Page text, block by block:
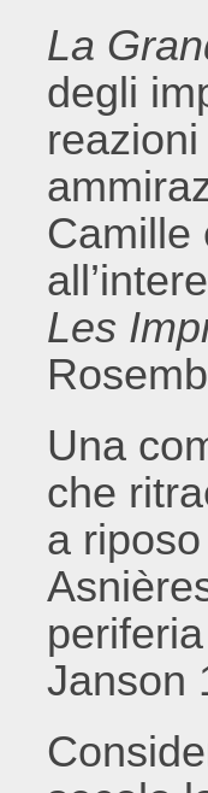
La
degli
Camille
Les
Una
che
a
Janson